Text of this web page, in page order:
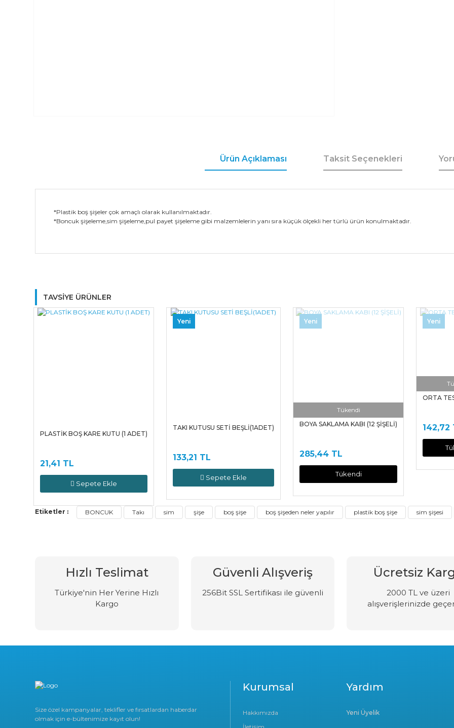
Ürün Açıklaması Taksit Seçenekleri
*Plastik boş şişeler çok amaçlı olarak kullanılmaktadır.
*Boncuk şişeleme,sim şişeleme,pul payet şişeleme gibi malzemlelerin yanı sıra küçük ölçekli her türlü ürün konulmaktadır.
TAVSİYE ÜRÜNLER
PLASTİK BOŞ KARE KUTU (1 ADET)
21,41 TL
Sepete Ekle
Yeni
TAKI KUTUSU SETİ BEŞLİ(1ADET)
133,21 TL
Sepete Ekle
Yeni
Tükendi
BOYA SAKLAMA KABI (12 ŞİŞELİ)
285,44 TL
Tükendi
Yeni
ORTA
142,72
Etiketler : BONCUK Takı sim şişe boş şişe boş şişeden neler yapılır plastik boş şişe sim şişesi
Hızlı Teslimat
Türkiye'nin Her Yerine Hızlı
Kargo
Güvenli Alışveriş
256Bit SSL Sertifikası ile güvenli
Ücretsiz
2000 TL ve üzeri
alışverişlerinizde
Size özel kampanyalar, teklifler ve fırsatlardan haberdar
olmak için e-bültenimize kayıt olun!
Kurumsal
Hakkımızda
Yardım
Yeni Üyelik